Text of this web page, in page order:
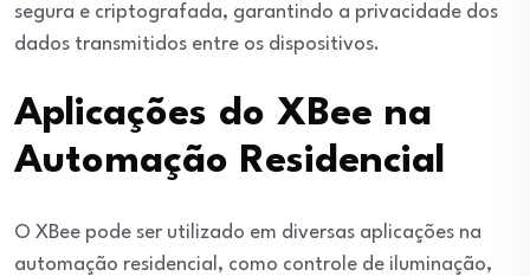
segura e criptografada, garantindo a privacidade dos
dados transmitidos entre os dispositivos.
Aplicações do XBee na
Automação Residencial
O XBee pode ser utilizado em diversas aplicações na
automação residencial, como controle de iluminação,